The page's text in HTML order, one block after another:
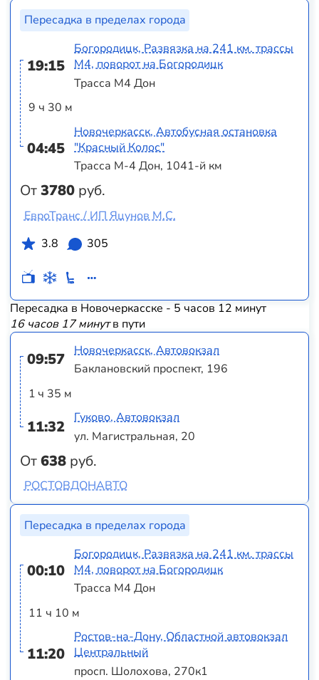
Пересадка в пределах города
19:15
9 ч 30 м
04:45
От3780 руб.
Богородицк, Развязка на 241 км. трассы
М4, поворот на Богородицк
Трасса М4 Дон
Новочеркасск, Автобусная остановка
"Красный Колос"
Трасса М-4 Дон, 1041-й км
ЕвроТранс / ИП Яцунов М.С.
3.8
305
Пересадка в Новочеркасске - 5 часов 12 минут
16 часов 17 минутв пути
09:57
1 ч 35 м
11:32
От638 руб.
Новочеркасск, Автовокзал
Баклановский проспект, 196
Гуково, Автовокзал
ул. Магистральная, 20
РОСТОВДОНАВТО
Пересадка в пределах города
00:10
11 ч 10 м
11:20
Богородицк, Развязка на 241 км. трассы
М4, поворот на Богородицк
Трасса М4 Дон
Ростов-на-Дону, Областной автовокзал
Центральный
просп. Шолохова, 270к1